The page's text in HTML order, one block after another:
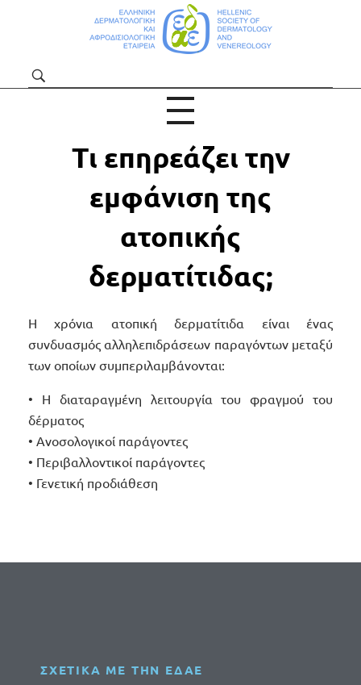
Τι επηρεάζει την
εμφάνιση της
ατοπικής
δερματίτιδας;
Η χρόνια ατοπική δερματίτιδα είναι ένας
συνδυασμός αλληλεπιδράσεων παραγόντων μεταξύ
των οποίων συμπεριλαμβάνονται:
• H διαταραγμένη λειτουργία του φραγμού του
δέρματος
• Ανοσολογικοί παράγοντες
• Περιβαλλοντικοί παράγοντες
• Γενετική προδιάθεση
ΣΧΕΤΙΚΑ ΜΕ ΤΗΝ ΕΔΑΕ